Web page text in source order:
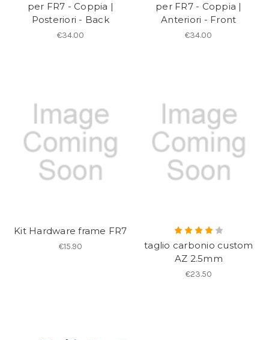
per FR7 - Coppia |
Posteriori - Back
€34.00
per FR7 - Coppia |
Anteriori - Front
€34.00
Kit Hardware frame FR7
€15.90
taglio carbonio custom
AZ 2.5mm
€23.50